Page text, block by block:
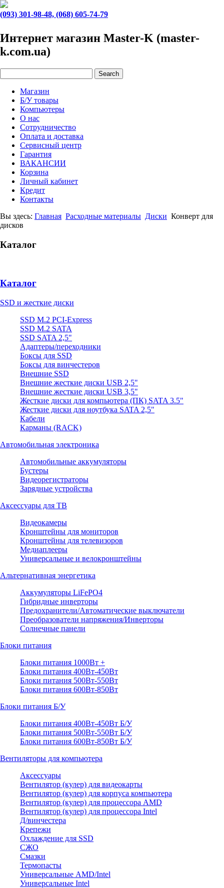
(093) 301-98-48, (068) 605-74-79
Интернет магазин Master-K (master-
k.com.ua)
Магазин
Б/У товары
Компьютеры
О нас
Сотрудничество
Оплата и доставка
Сервисный центр
Гарантия
ВАКАНСИИ
Корзина
Личный кабинет
Кредит
Контакты
Вы здесь: Главная Расходные материалы Диски Конверт для
дисков
Каталог
Каталог
SSD и жесткие диски
SSD M.2 PCI-Express
SSD M.2 SATA
SSD SATA 2,5"
Адаптеры/переходники
Боксы для SSD
Боксы для винчестеров
Внешние SSD
Внешние жесткие диски USB 2,5"
Внешние жесткие диски USB 3,5"
Жесткие диски для компьютера (ПК) SATA 3.5"
Жесткие диски для ноутбука SATA 2,5"
Кабели
Карманы (RACK)
Автомобильная электроника
Автомобильные аккумуляторы
Бустеры
Видеорегистраторы
Зарядные устройства
Аксессуары для ТВ
Видеокамеры
Кронштейны для мониторов
Кронштейны для телевизоров
Медиаплееры
Универсальные и велокронштейны
Альтернативная энергетика
Аккумуляторы LiFePO4
Гибридные инверторы
Предохранители/Автоматические выключатели
Преобразователи напряжения/Инверторы
Солнечные панели
Блоки питания
Блоки питания 1000Вт +
Блоки питания 400Вт-450Вт
Блоки питания 500Вт-550Вт
Блоки питания 600Вт-850Вт
Блоки питания Б/У
Блоки питания 400Вт-450Вт Б/У
Блоки питания 500Вт-550Вт Б/У
Блоки питания 600Вт-850Вт Б/У
Вентиляторы для компьютера
Аксессуары
Вентилятор (кулер) для видеокарты
Вентилятор (кулер) для корпуса компьютера
Вентилятор (кулер) для процессора AMD
Вентилятор (кулер) для процессора Intel
Д/винчестера
Крепежи
Охлаждение для SSD
СЖО
Смазки
Термопасты
Универсальные AMD/Intel
Универсальные Intel